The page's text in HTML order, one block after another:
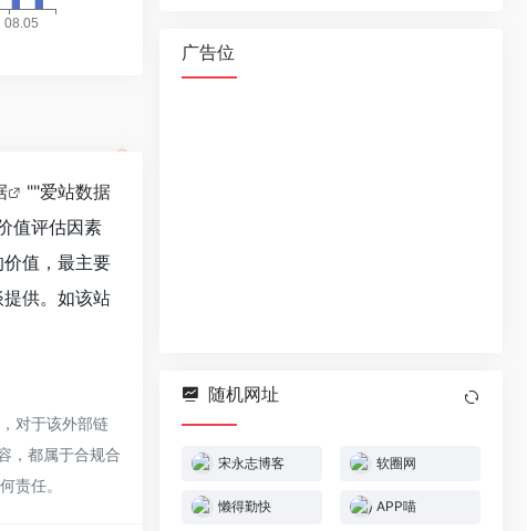
""爱站数据
值评估因素
值，最主要
供。如该站
对于该外部链
，都属于合规合
责任。
广告位
随机网址
宋永志博客 软圈网
懒得勤快 APP喵